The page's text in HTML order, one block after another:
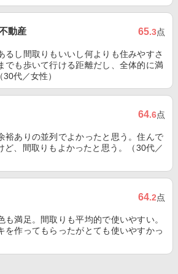
動産 65.3点
るし間取りもいいし何よりも住みやすさ
でも歩いて行ける距離だし、全体的に満
代／女性）
64.6点
裕ありの並列でよかったと思う。住んで
ど、間取りもよかったと思う。（30代／
64.2点
も満足。間取りも平均的で使いやすい。
を作ってもらったがとても使いやすかっ